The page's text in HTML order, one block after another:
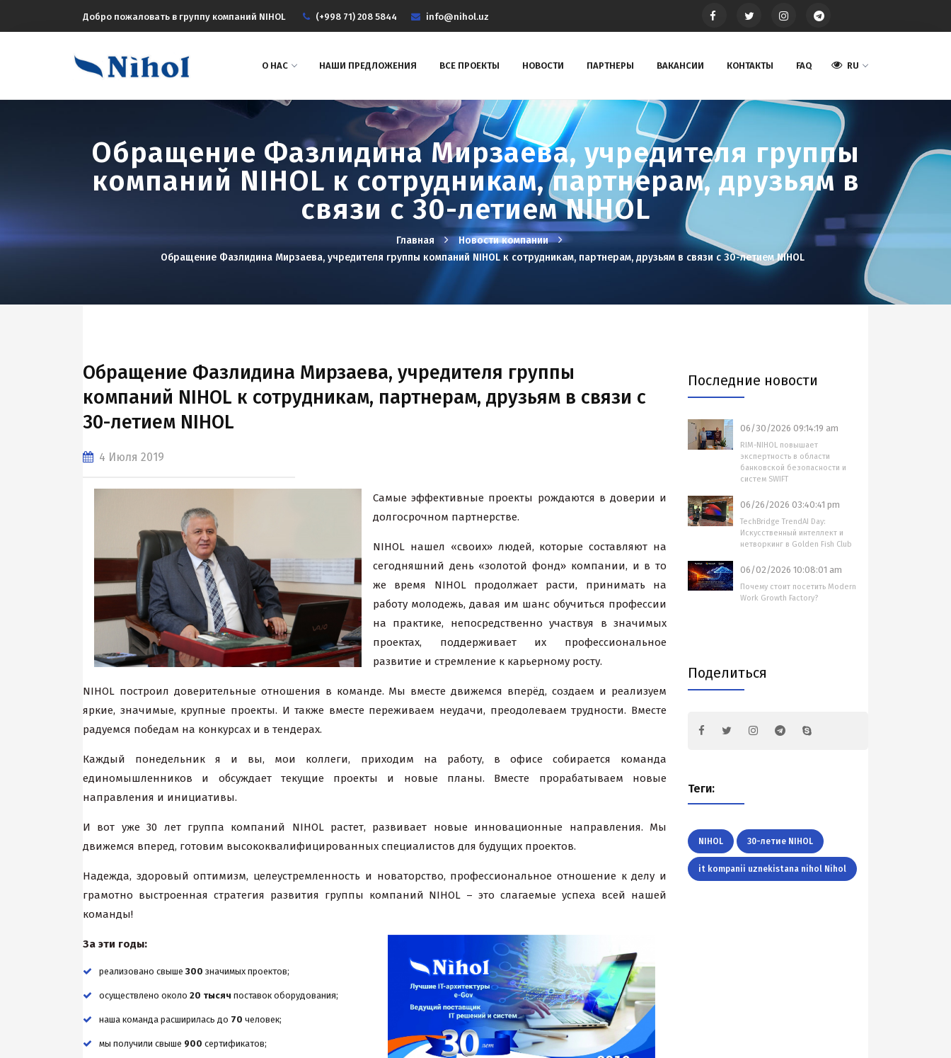
Добро пожаловать в группу компаний NIHOL (+998 71) 208 5844 info@nihol.uz
О НАС НАШИ ПРЕДЛОЖЕНИЯ ВСЕ ПРОЕКТЫ НОВОСТИ ПАРТНЕРЫ ВАКАНСИИ КОНТАКТЫ FAQ RU
Обращение Фазлидина Мирзаева, учредителя группы
компаний NIHOL к сотрудникам, партнерам, друзьям в
связи с 30-летием NIHOL
Главная
Новости компании
Обращение Фазлидина Мирзаева, учредителя группы компаний NIHOL к сотрудникам, партнерам, друзьям в связи с 30-летием NIHOL
Обращение Фазлидина Мирзаева, учредителя группы
компаний NIHOL к сотрудникам, партнерам, друзьям в связи с
30-летием NIHOL
4 Июля 2019
Самые эффективные проекты рождаются в доверии и
долгосрочном партнерстве.
NIHOL нашел «своих» людей, которые составляют на
сегодняшний день «золотой фонд» компании, и в то
же время NIHOL продолжает расти, принимать на
работу молодежь, давая им шанс обучиться профессии
на практике, непосредственно участвуя в значимых
проектах, поддерживает их профессиональное
развитие и стремление к карьерному росту.
NIHOL построил доверительные отношения в команде. Мы вместе движемся вперёд, создаем и реализуем
яркие, значимые, крупные проекты. И также вместе переживаем неудачи, преодолеваем трудности. Вместе
радуемся победам на конкурсах и в тендерах.
Каждый понедельник я и вы, мои коллеги, приходим на работу, в офисе собирается команда
единомышленников и обсуждает текущие проекты и новые планы. Вместе прорабатываем новые
направления и инициативы.
И вот уже 30 лет группа компаний NIHOL растет, развивает новые инновационные направления. Мы
движемся вперед, готовим высококвалифицированных специалистов для будущих проектов.
Надежда, здоровый оптимизм, целеустремленность и новаторство, профессиональное отношение к делу и
грамотно выстроенная стратегия развития группы компаний NIHOL – это слагаемые успеха всей нашей
команды!
За эти годы:
реализовано свыше 300 значимых проектов;
осуществлено около 20 тысяч поставок оборудования;
наша команда расширилась до 70 человек;
мы получили свыше 900 сертификатов;
Последние новости
06/30/2026 09:14:19 am
RIM-NIHOL повышает
экспертность в области
банковской безопасности и
систем SWIFT
06/26/2026 03:40:41 pm
TechBridge TrendAI Day:
Искусственный интеллект и
нетворкинг в Golden Fish Club
06/02/2026 10:08:01 am
Почему стоит посетить Modern
Work Growth Factory?
Поделиться
Теги:
NIHOL 30-летие NIHOL
it kompanii uznekistana nihol Nihol